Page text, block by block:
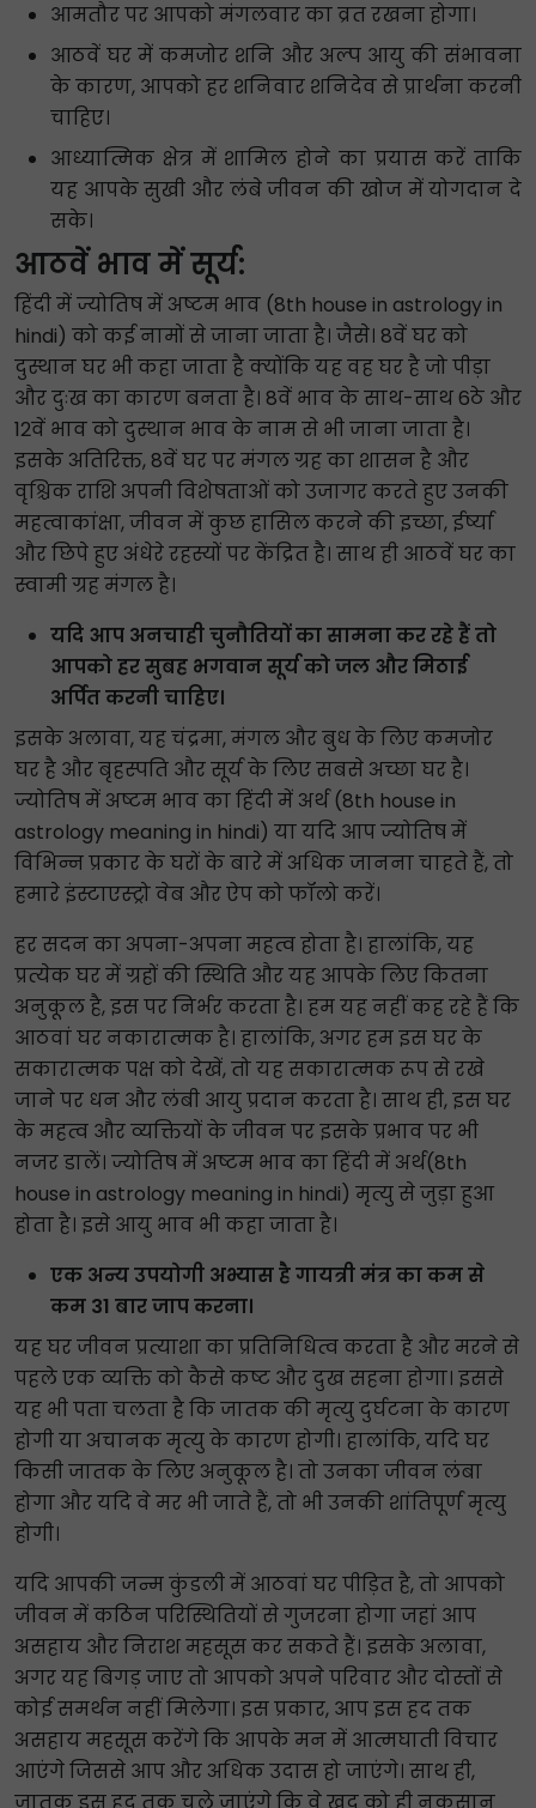
आमतौर पर आपको मंगलवार का व्रत रखना होगा।
आठवें घर में कमजोर शनि और अल्प आयु की संभावना
के कारण, आपको हर शनिवार शनिदेव से प्रार्थना करनी
चाहिए।
आध्यात्मिक क्षेत्र में शामिल होने का प्रयास करें ताकि
यह आपके सुखी और लंबे जीवन की खोज में योगदान दे
सके।
आठवें भाव में सूर्य:
हिंदी में ज्योतिष में अष्टम भाव (8th house in astrology in
hindi) को कई नामों से जाना जाता है। जैसे। 8वें घर को
दुस्थान घर भी कहा जाता है क्योंकि यह वह घर है जो पीड़ा
और दुःख का कारण बनता है। 8वें भाव के साथ-साथ 6ठे और
12वें भाव को दुस्थान भाव के नाम से भी जाना जाता है।
इसके अतिरिक्त, 8वें घर पर मंगल ग्रह का शासन है और
वृश्चिक राशि अपनी विशेषताओं को उजागर करते हुए उनकी
महत्वाकांक्षा, जीवन में कुछ हासिल करने की इच्छा, ईर्ष्या
और छिपे हुए अंधेरे रहस्यों पर केंद्रित है। साथ ही आठवें घर का
स्वामी ग्रह मंगल है।
यदि आप अनचाही चुनौतियों का सामना कर रहे हैं तो
आपको हर सुबह भगवान सूर्य को जल और मिठाई
अर्पित करनी चाहिए।
इसके अलावा, यह चंद्रमा, मंगल और बुध के लिए कमजोर
घर है और बृहस्पति और सूर्य के लिए सबसे अच्छा घर है।
ज्योतिष में अष्टम भाव का हिंदी में अर्थ (8th house in
astrology meaning in hindi) या यदि आप ज्योतिष में
विभिन्न प्रकार के घरों के बारे में अधिक जानना चाहते हैं, तो
हमारे इंस्टाएस्ट्रो वेब और ऐप को फॉलो करें।
हर सदन का अपना-अपना महत्व होता है। हालांकि, यह
प्रत्येक घर में ग्रहों की स्थिति और यह आपके लिए कितना
अनुकूल है, इस पर निर्भर करता है। हम यह नहीं कह रहे हैं कि
आठवां घर नकारात्मक है। हालांकि, अगर हम इस घर के
सकारात्मक पक्ष को देखें, तो यह सकारात्मक रूप से रखे
जाने पर धन और लंबी आयु प्रदान करता है। साथ ही, इस घर
के महत्व और व्यक्तियों के जीवन पर इसके प्रभाव पर भी
नजर डालें। ज्योतिष में अष्टम भाव का हिंदी में अर्थ(8th
house in astrology meaning in hindi) मृत्यु से जुड़ा हुआ
होता है। इसे आयु भाव भी कहा जाता है।
एक अन्य उपयोगी अभ्यास है गायत्री मंत्र का कम से
कम 31 बार जाप करना।
यह घर जीवन प्रत्याशा का प्रतिनिधित्व करता है और मरने से
पहले एक व्यक्ति को कैसे कष्ट और दुख सहना होगा। इससे
यह भी पता चलता है कि जातक की मृत्यु दुर्घटना के कारण
होगी या अचानक मृत्यु के कारण होगी। हालांकि, यदि घर
किसी जातक के लिए अनुकूल है। तो उनका जीवन लंबा
होगा और यदि वे मर भी जाते हैं, तो भी उनकी शांतिपूर्ण मृत्यु
होगी।
यदि आपकी जन्म कुंडली में आठवां घर पीड़ित है, तो आपको
जीवन में कठिन परिस्थितियों से गुजरना होगा जहां आप
असहाय और निराश महसूस कर सकते हैं। इसके अलावा,
अगर यह बिगड़ जाए तो आपको अपने परिवार और दोस्तों से
कोई समर्थन नहीं मिलेगा। इस प्रकार, आप इस हद तक
असहाय महसूस करेंगे कि आपके मन में आत्मघाती विचार
आएंगे जिससे आप और अधिक उदास हो जाएंगे। साथ ही,